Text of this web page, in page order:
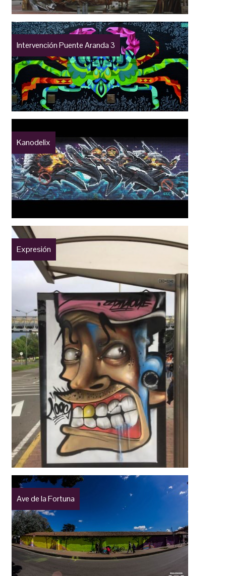
Intervención Puente Aranda 3
Kanodelix
Expresión
Ave de la Fortuna